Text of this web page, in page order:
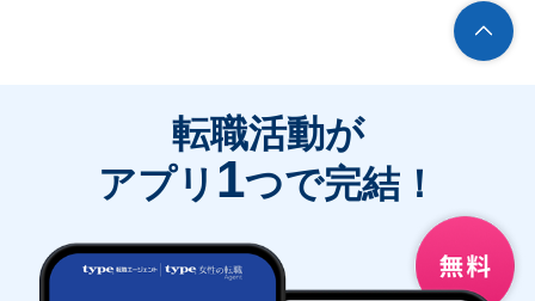
転職活動が
アプリ 1つで完結！